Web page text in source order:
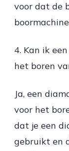
voor dat de
4. Kan ik
het boren
Ja, een
voor het
dat je een
gebruikt en